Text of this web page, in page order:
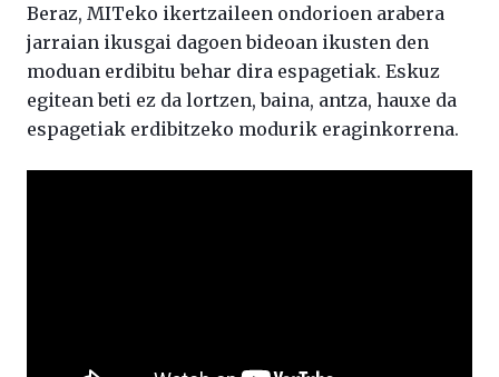
Beraz, MITeko ikertzaileen ondorioen arabera
jarraian ikusgai dagoen bideoan ikusten den
moduan erdibitu behar dira espagetiak. Eskuz
egitean beti ez da lortzen, baina, antza, hauxe da
espagetiak erdibitzeko modurik eraginkorrena.